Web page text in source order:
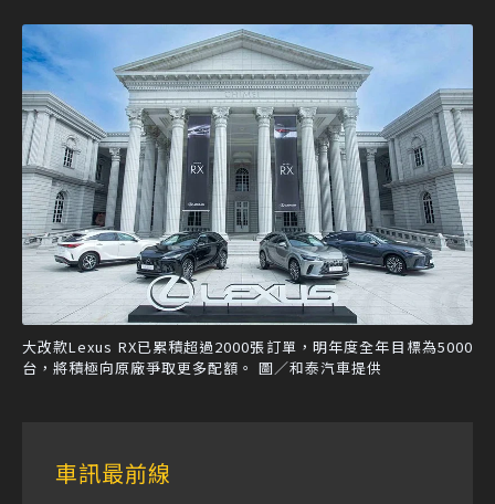
大改款Lexus RX已累積超過2000張訂單，明年度全年目標為5000
台，將積極向原廠爭取更多配額。 圖／和泰汽車提供
車訊最前線